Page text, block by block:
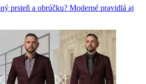
prsteň a obrúčku? Moderné pravidlá aj